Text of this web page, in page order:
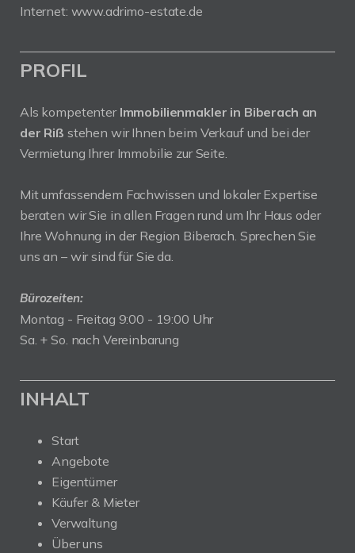
Internet: www.adrimo-estate.de
PROFIL
Als kompetenter Immobilienmakler in Biberach an
der Riß stehen wir Ihnen beim Verkauf und bei der
Vermietung Ihrer Immobilie zur Seite.
Mit umfassendem Fachwissen und lokaler Expertise
beraten wir Sie in allen Fragen rund um Ihr Haus oder
Ihre Wohnung in der Region Biberach. Sprechen Sie
uns an – wir sind für Sie da.
Bürozeiten:
Montag - Freitag 9:00 - 19:00 Uhr
Sa. + So. nach Vereinbarung
INHALT
Start
Angebote
Eigentümer
Käufer & Mieter
Verwaltung
Über uns